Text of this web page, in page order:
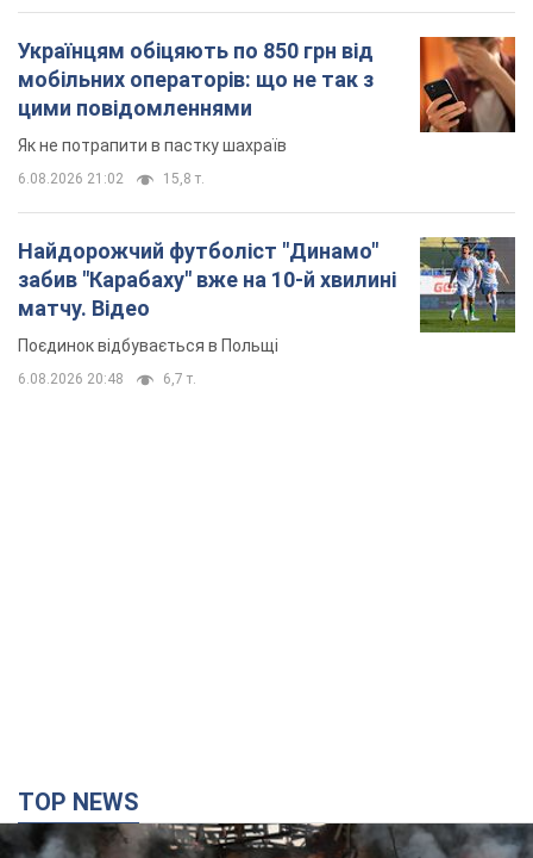
Найдорожчий футболіст "Динамо"
забив "Карабаху" вже на 10-й хвилині
матчу. Відео
Поєдинок відбувається в Польщі
6.08.2026 20:48 6,7 т.